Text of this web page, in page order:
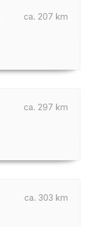
ca. 207 km
ca. 297 km
ca. 303 km